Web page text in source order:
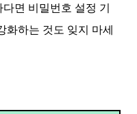
면 비밀번호 설정 기
화하는 것도 잊지 마세